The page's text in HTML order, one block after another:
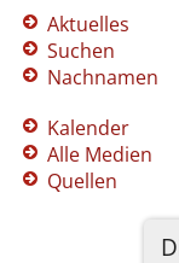
Aktuelles
Suchen
Nachnamen
Kalender
Alle Medien
Quellen